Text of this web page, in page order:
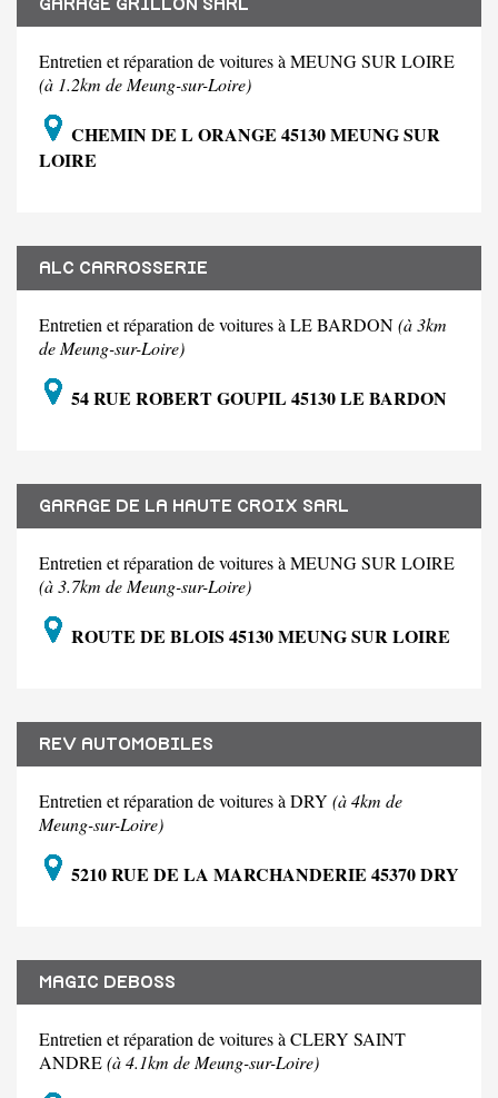
GARAGE GRILLON SARL
Entretien et réparation de voitures à MEUNG SUR LOIRE
(à 1.2km de Meung-sur-Loire)
CHEMIN DE L ORANGE 45130 MEUNG SUR
LOIRE
ALC CARROSSERIE
Entretien et réparation de voitures à LE BARDON(à 3km
de Meung-sur-Loire)
54 RUE ROBERT GOUPIL 45130 LE BARDON
GARAGE DE LA HAUTE CROIX SARL
Entretien et réparation de voitures à MEUNG SUR LOIRE
(à 3.7km de Meung-sur-Loire)
ROUTE DE BLOIS 45130 MEUNG SUR LOIRE
REV AUTOMOBILES
Entretien et réparation de voitures à DRY (à 4km de
Meung-sur-Loire)
5210 RUE DE LA MARCHANDERIE 45370 DRY
MAGIC DEBOSS
Entretien et réparation de voitures à CLERY SAINT
ANDRE(à 4.1km de Meung-sur-Loire)